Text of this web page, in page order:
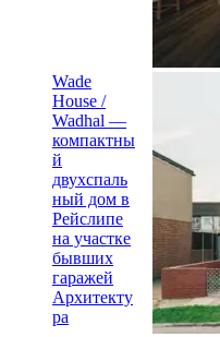
Wade
House /
Wadhal —
компактны
й
двухспаль
ный дом в
Рейслипе
на участке
бывших
гаражей
Архитекту
ра